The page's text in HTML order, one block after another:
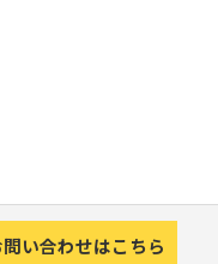
問い合わせはこちら